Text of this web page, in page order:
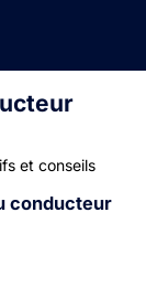
et conseils
conducteur